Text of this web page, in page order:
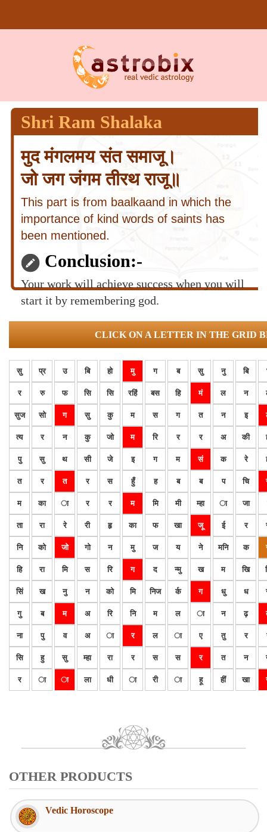
Shri Ram Shalaka
मुद मंगलमय संत समाजू।
जो जग जंगम तीरथ राजू॥
This part is from baalkaand in which the
importance of kind words of saints has
been mentioned.
Conclusion:-
Your work will achieve success when you will
start it by remembering god.
CLICK ON A LETTER IN THE GRID
सु प्र उ बि हो मु ग ब सु नु बि
र रु फ सि सि रहिं बस हि मं ल न
सुज सो ग सु कु म स ग त न इ
त्य र न कु जो म रि र र अ की
पु सु थ सी जे इ ग म सं क रे
त र त र स हुँ ह ब ब प चि
म का ा र र म मि मी म्हा ा जा
ता रा रे री हृ का फ खा जू ई र
नि को जो गो न मु ज य ने मनि क
हि रा मि स रि ग द न्मु ख म खि
सिं ख नु न को मि निज र्क ग धु ध
गु ब म अ रि नि म ल ा न ढ़
ना पु व अ ा र ल ा ए तु र
सि हु सु म्हा रा र स स र त न
र ा ा ला धी ा री ा हू हीं खा
OTHER PRODUCTS
Vedic Horoscope